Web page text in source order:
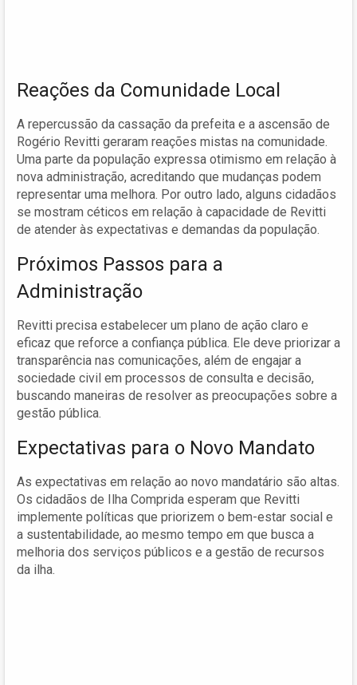
Reações da Comunidade Local
A repercussão da cassação da prefeita e a ascensão de
Rogério Revitti geraram reações mistas na comunidade.
Uma parte da população expressa otimismo em relação à
nova administração, acreditando que mudanças podem
representar uma melhora. Por outro lado, alguns cidadãos
se mostram céticos em relação à capacidade de Revitti
de atender às expectativas e demandas da população.
Próximos Passos para a
Administração
Revitti precisa estabelecer um plano de ação claro e
eficaz que reforce a confiança pública. Ele deve priorizar a
transparência nas comunicações, além de engajar a
sociedade civil em processos de consulta e decisão,
buscando maneiras de resolver as preocupações sobre a
gestão pública.
Expectativas para o Novo Mandato
As expectativas em relação ao novo mandatário são altas.
Os cidadãos de Ilha Comprida esperam que Revitti
implemente políticas que priorizem o bem-estar social e
a sustentabilidade, ao mesmo tempo em que busca a
melhoria dos serviços públicos e a gestão de recursos
da ilha.